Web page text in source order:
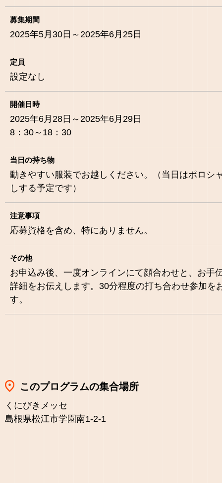
募集期間
2025年5月30日～2025年6月25日
定員
設定なし
開催日時
2025年6月28日～2025年6月29日
8：30～18：30
当日の持ち物
動きやすい服装でお越しください。（当日はポロシ
しする予定です）
注意事項
応募資格を含め、特にありません。
その他
お申込み後、一度オンラインにて顔合わせと、お手
詳細をお伝えします。30分程度の打ち合わせ参加を
す。
このプログラムの集合場所
くにびきメッセ
島根県松江市学園南1-2-1